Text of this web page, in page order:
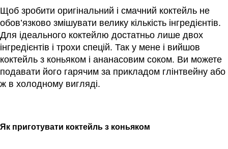
Щоб зробити оригінальний і смачний коктейль не
обов’язково змішувати велику кількість інгредієнтів.
Для ідеального коктейлю достатньо лише двох
інгредієнтів і трохи спецій. Так у мене і вийшов
коктейль з коньяком і ананасовим соком. Ви можете
подавати його гарячим за прикладом глінтвейну або
ж в холодному вигляді.
Як приготувати коктейль з коньяком